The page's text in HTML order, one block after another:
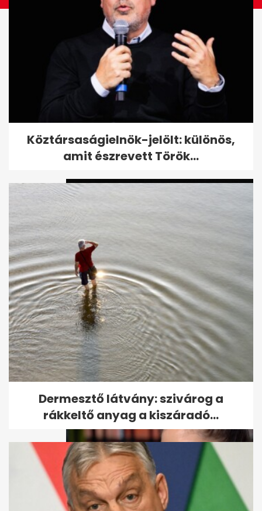
Változik egy nyugdíjszabály
szeptembertől
"Léteznek tehát ilyen hasznos
idióta írók és olvasók" -...
Köztársaságielnök-jelölt: különös,
amit észrevett Török...
Dermesztő látvány: szivárog a
rákkeltő anyag a kiszáradó...